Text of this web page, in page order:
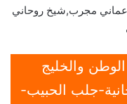
مجرب,شيخ روحاني
والخليج
جلب الحبيب-